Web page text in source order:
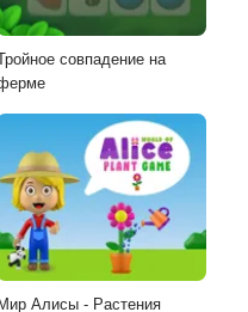
совпадение на
Мир Алисы - Растения